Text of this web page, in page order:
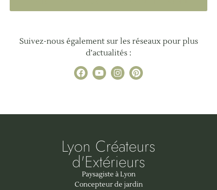
Suivez-nous également sur les réseaux pour plus
d’actualités :
Lyon Créateurs
d'Extérieurs
Paysagiste à Lyon
Concepteur de jardin